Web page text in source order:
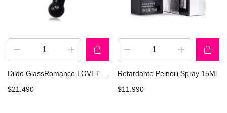
Dildo GlassRomance LOVETOY GS05bk
$21.490
Retardante Peineili Spray 15Ml
$11.990